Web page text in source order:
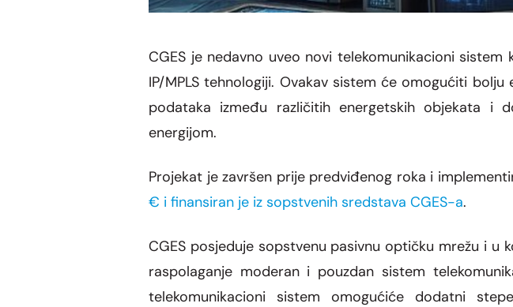
CGES je nedavno uveo novi telekomunikacioni
IP/MPLS tehnologiji. Ovakav sistem će omogućiti
podataka između različitih energetskih objekata i
energijom.
Projekat je završen prije predviđenog roka i
€ i finansiran je iz sopstvenih sredstava CGES-a.
CGES posjeduje sopstvenu pasivnu optičku mrežu i u
raspolaganje moderan i pouzdan sistem
telekomunikacioni sistem omogućiće dodatni